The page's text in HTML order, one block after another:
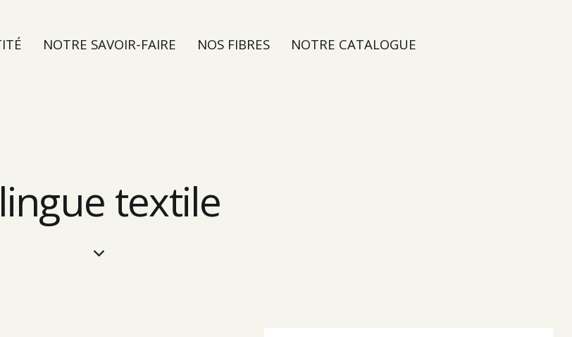
NOTRE SAVOIR-FAIRE NOS FIBRES NOTRE CATALOGUE
textile